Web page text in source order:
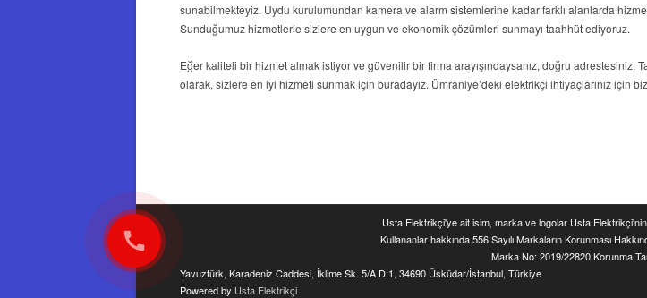
sunabilmekteyiz. Uydu kurulumundan kamera ve alarm sistemlerine kadar farklı alanlarda
Sunduğumuz hizmetlerle sizlere en uygun ve ekonomik çözümleri sunmayı taahhüt ediyoruz.
Eğer kaliteli bir hizmet almak istiyor ve güvenilir bir firma arayışındaysanız, doğru adrestesiniz.
olarak, sizlere en iyi hizmeti sunmak için buradayız. Ümraniye’deki elektrikçi ihtiyaçlarınız için
Usta Elektrikçi'ye ait isim, marka ve logolar Usta
Kullananlar hakkında 556 Sayılı Markaların Korunması
Marka No: 2019/22820 Korunma
Yavuztürk, Karadeniz Caddesi, İklime Sk. 5/A D:1, 34690 Üsküdar/İstanbul, Türkiye
Powered by Usta Elektrikçi